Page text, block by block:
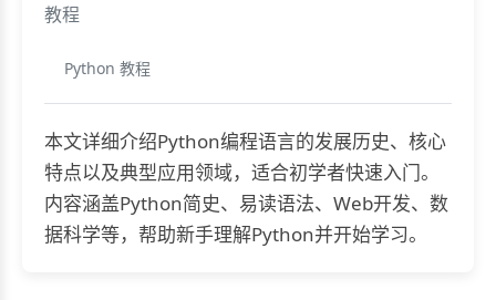
教程
Python 教程
本文详细介绍Python编程语言的发展历史、核心
特点以及典型应用领域，适合初学者快速入门。
内容涵盖Python简史、易读语法、Web开发、数
据科学等，帮助新手理解Python并开始学习。